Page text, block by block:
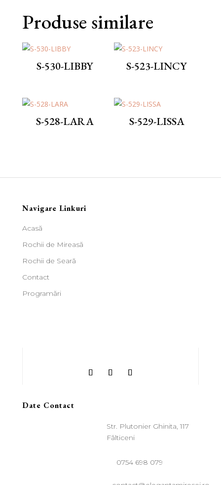
Produse similare
S-530-LIBBY S-523-LINCY
S-528-LARA S-529-LISSA
Navigare Linkuri
Acasă
Rochii de Mireasă
Rochii de Seară
Contact
Programări
Date Contact
Str. Plutonier Ghinita, 117
Fălticeni
0754 698 079